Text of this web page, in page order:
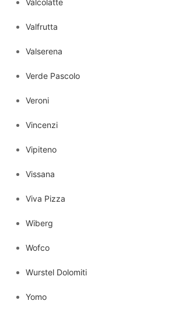
Valfrutta
Valserena
Verde Pascolo
Veroni
Vincenzi
Vipiteno
Vissana
Viva Pizza
Wiberg
Wofco
Wurstel Dolomiti
Yomo